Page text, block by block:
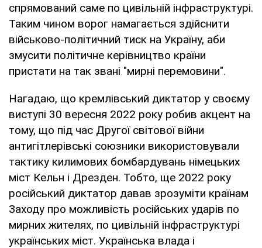
спрямований саме по цивільній інфраструктурі.
Таким чином ворог намагається здійснити
військово-політичний тиск на Україну, аби
змусити політичне керівництво країни
пристати на так звані "мирні перемовини".
Нагадаю, що кремлівський диктатор у своєму
виступі 30 вересня 2022 року робив акцент на
тому, що під час Другої світової війни
антигітлерівські союзники використовували
тактику килимових бомбардувань німецьких
міст Кельн і Дрезден. Тобто, ще 2022 року
російський диктатор давав зрозуміти країнам
Заходу про можливість російських ударів по
мирних жителях, по цивільній інфраструктурі
українських міст. Українська влада і